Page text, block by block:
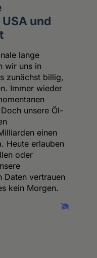
und
lange
wir uns in
zunächst billig,
Immer wieder
unsere Öl-
einen
Heute erlauben
oder
Daten vertrauen
kein Morgen.